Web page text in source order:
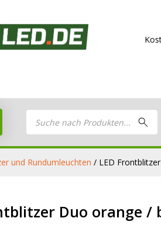
Kostenloser
Products
search
Paket
LED
und Rundumleuchten / LED
Duo orange /